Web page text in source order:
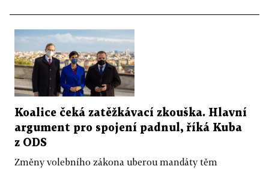
Koalice čeká zatěžkávací zkouška. Hlavní
argument pro spojení padnul, říká Kuba
z ODS
Změny volebního zákona uberou mandáty těm